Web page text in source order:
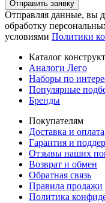
Отправить заявку
Отправляя данные, вы
обработку
условиями Политики
Каталог
Аналоги Лего
Наборы по
Популярные
Бренды
Покупателям
Доставка и оплата
Гарантия и
Отзывы наших
Возврат и обмен
Обратная связь
Правила продажи
Политика